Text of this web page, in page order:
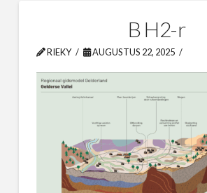
B H2-r
RIEKY AUGUSTUS 22, 2025